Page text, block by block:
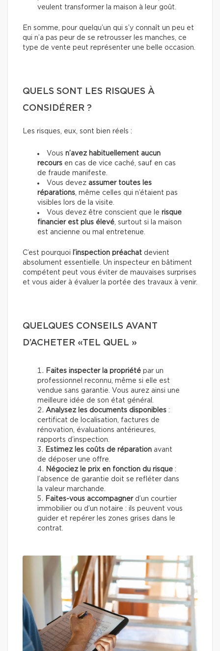
veulent transformer la maison à leur goût.
En somme, pour quelqu’un qui s’y connaît un peu et
qui n’a pas peur de se retrousser les manches, ce
type de vente peut représenter une belle occasion.
QUELS SONT LES RISQUES À
CONSIDÉRER ?
Les risques, eux, sont bien réels :
Vous n’avez habituellement aucun
recours en cas de vice caché, sauf en cas
de fraude manifeste.
Vous devez assumer toutes les
réparations , même celles qui n’étaient pas
visibles lors de la visite.
Vous devez être conscient que le risque
financier est plus élevé , surtout si la maison
est ancienne ou mal entretenue.
C’est pourquoi l’inspection préachat devient
absolument essentielle. Un inspecteur en bâtiment
compétent peut vous éviter de mauvaises surprises
et vous aider à évaluer la portée des travaux à venir.
QUELQUES CONSEILS AVANT
D’ACHETER «TEL QUEL »
Faites inspecter la propriété par un
professionnel reconnu, même si elle est
vendue sans garantie. Vous aurez ainsi une
meilleure idée de son état général.
Analysez les documents disponibles :
certificat de localisation, factures de
rénovation, évaluations antérieures,
rapports d’inspection.
Estimez les coûts de réparation avant
de déposer une offre.
Négociez le prix en fonction du risque :
l’absence de garantie doit se refléter dans
la valeur marchande.
Faites-vous accompagnerd’un courtier
immobilier ou d’un notaire : ils peuvent vous
guider et repérer les zones grises dans le
contrat.